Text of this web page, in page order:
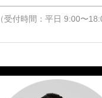
（受付時間：平日 9:00〜